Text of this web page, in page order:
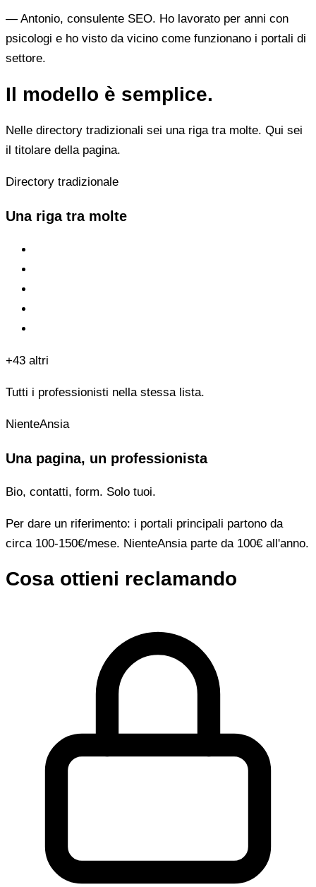
— Antonio, consulente SEO. Ho lavorato per anni con
psicologi e ho visto da vicino come funzionano i portali di
settore.
Il modello è semplice.
Nelle directory tradizionali sei una riga tra molte. Qui sei
il titolare della pagina.
Directory tradizionale
Una riga tra molte
+43 altri
Tutti i professionisti nella stessa lista.
NienteAnsia
Una pagina, un professionista
Bio, contatti, form. Solo tuoi.
Per dare un riferimento: i portali principali partono da
circa 100-150€/mese. NienteAnsia parte da 100€ all'anno.
Cosa ottieni reclamando